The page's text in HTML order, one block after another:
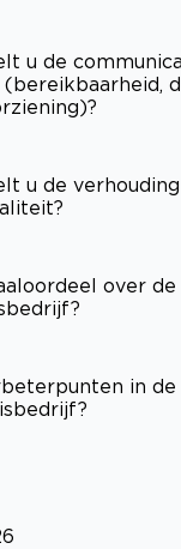
u de
u de
over
in